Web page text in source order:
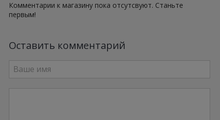
Комментарии к магазину пока отсутсвуют. Станьте
первым!
Оставить комментарий